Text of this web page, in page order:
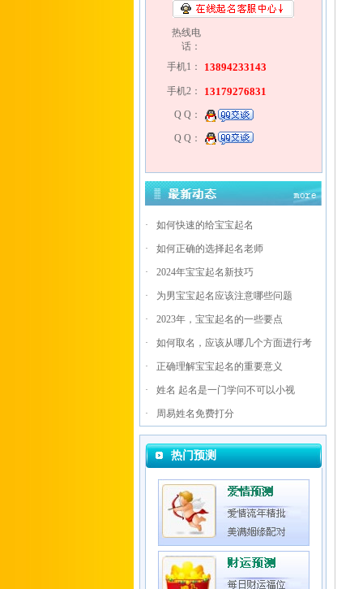
热线电
话：
手机1：
13894233143
手机2： 13179276831
Q Q：
Q Q：
· 如何快速的给宝宝起名
· 如何正确的选择起名老师
· 2024年宝宝起名新技巧
· 为男宝宝起名应该注意哪些问题
· 2023年，宝宝起名的一些要点
· 如何取名，应该从哪几个方面进行考
· 正确理解宝宝起名的重要意义
· 姓名 起名是一门学问不可以小视
· 周易姓名免费打分
热门预测